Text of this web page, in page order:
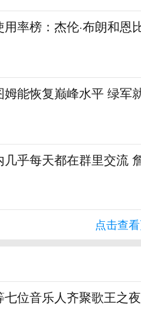
率榜：杰伦·布朗和恩
能恢复巅峰水平 绿军
乎每天都在群里交流
点击查
位音乐人齐聚歌王之夜